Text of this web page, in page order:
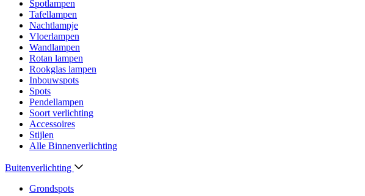
Spotlampen
Tafellampen
Nachtlampje
Vloerlampen
Wandlampen
Rotan lampen
Rookglas lampen
Inbouwspots
Spots
Pendellampen
Soort verlichting
Accessoires
Stijlen
Alle Binnenverlichting
Buitenverlichting
Grondspots